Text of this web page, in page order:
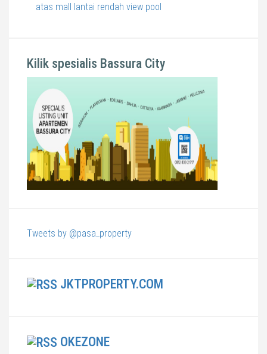
atas mall lantai rendah view pool
Kilik spesialis Bassura City
Tweets by @pasa_property
JKTPROPERTY.COM
OKEZONE